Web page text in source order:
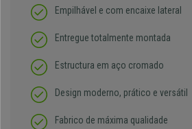
Empilhável e com encaixe lateral
Entregue totalmente montada
Estructura em aço cromado
Design moderno, prático e versátil
Fabrico de máxima qualidade